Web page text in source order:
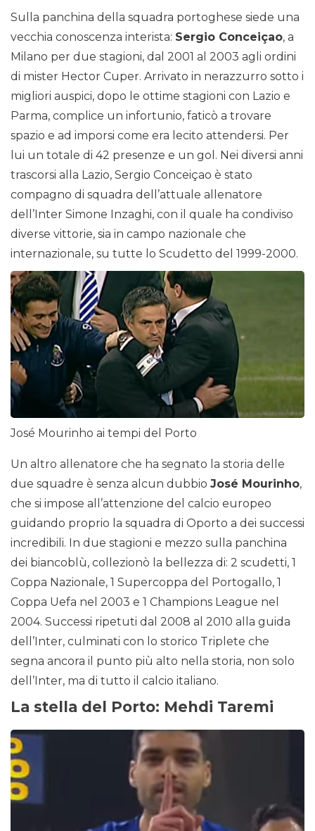
Sulla panchina della squadra portoghese siede una
vecchia conoscenza interista: Sergio Conceiçao, a
Milano per due stagioni, dal 2001 al 2003 agli ordini
di mister Hector Cuper. Arrivato in nerazzurro sotto i
migliori auspici, dopo le ottime stagioni con Lazio e
Parma, complice un infortunio, faticò a trovare
spazio e ad imporsi come era lecito attendersi. Per
lui un totale di 42 presenze e un gol. Nei diversi anni
trascorsi alla Lazio, Sergio Conceiçao è stato
compagno di squadra dell’attuale allenatore
dell’Inter Simone Inzaghi, con il quale ha condiviso
diverse vittorie, sia in campo nazionale che
internazionale, su tutte lo Scudetto del 1999-2000.
José Mourinho ai tempi del Porto
Un altro allenatore che ha segnato la storia delle
due squadre è senza alcun dubbio José Mourinho,
che si impose all’attenzione del calcio europeo
guidando proprio la squadra di Oporto a dei successi
incredibili. In due stagioni e mezzo sulla panchina
dei biancoblù, collezionò la bellezza di: 2 scudetti, 1
Coppa Nazionale, 1 Supercoppa del Portogallo, 1
Coppa Uefa nel 2003 e 1 Champions League nel
2004. Successi ripetuti dal 2008 al 2010 alla guida
dell’Inter, culminati con lo storico Triplete che
segna ancora il punto più alto nella storia, non solo
dell’Inter, ma di tutto il calcio italiano.
La stella del Porto: Mehdi Taremi